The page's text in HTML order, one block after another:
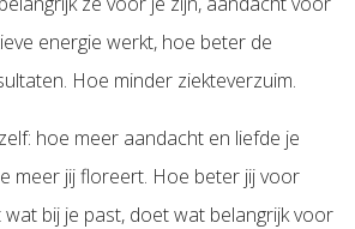
energie werkt, hoe beter de
Hoe minder ziekteverzuim.
hoe meer aandacht en liefde je
meer jij floreert. Hoe beter jij voor
bij je past, doet wat belangrijk voor